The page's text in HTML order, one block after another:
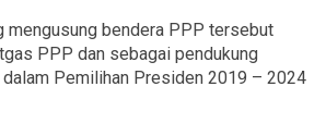
mengusung bendera PPP tersebut
PPP dan sebagai pendukung
Pemilihan Presiden 2019 – 2024